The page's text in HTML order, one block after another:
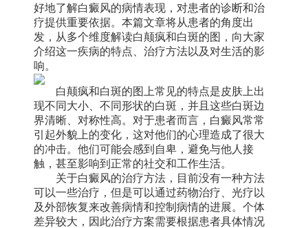
好地了解白癜风的病情表现，对患者的诊断和治
疗提供重要依据。本篇文章将从患者的角度出
发，从多个维度解读白颠疯和白斑的图，向大家
介绍这一疾病的特点、治疗方法以及对生活的影
响。
白颠疯和白斑的图上常见的特点是皮肤上出
现不同大小、不同形状的白斑，并且这些白斑边
界清晰、对称性高。对于患者而言，白癜风常常
引起外貌上的变化，这对他们的心理造成了很大
的冲击。他们可能会感到自卑，避免与他人接
触，甚至影响到正常的社交和工作生活。
关于白癜风的治疗方法，目前没有一种方法
可以一些治疗，但是可以通过药物治疗、光疗以
及外部恢复来改善病情和控制病情的进展。个体
差异较大，因此治疗方案需要根据患者具体情况